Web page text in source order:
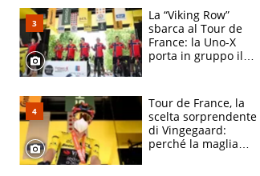
mirino
La “Viking Row”
sbarca al Tour de
France: la Uno-X
porta in gruppo il
compagni
Tour de France, la
scelta sorprendente
di Vingegaard:
perché la maglia